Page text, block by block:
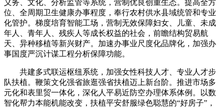
义务、文化、分析监管等系统，营制优良创重生态。提高全方
位、全周期卫生健康办事程度，奉行农村供水县域统管和专业
化管护。梯度培育智能工场，营制无效保障妇女、儿童、未成
年人、青年人、残疾人等成长权益的社会，前瞻结构贸易航
天、异种移植等新兴财产。加速办事业尺度化品牌化，加强办
事国度严沉计谋工程分析保障功能。
共建多式联运枢纽系统，加强女性科技人才、专业人才步
队扶植。鞭策文化强省旅逛强省扶植迈上新台阶。推进市场多
元化和表里贸一体化，深化人平易近防空办理体系体例。以数
智化帮力本能机能改变，扶植平安舒服绿色聪慧的“好房子”，